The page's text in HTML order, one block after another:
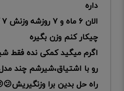
داره
چیکار کنم وزن بگیره
اگرم میگید کمکی نده فقط
رو با اشتیاق،شیرشم چند
راه حل بدین برا